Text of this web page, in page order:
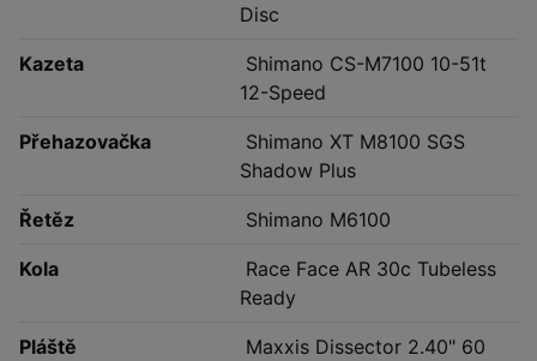
Disc
Kazeta
Shimano CS-M7100 10-51t
12-Speed
Přehazovačka
Shimano XT M8100 SGS
Shadow Plus
Řetěz Shimano M6100
Kola
Race Face AR 30c Tubeless
Ready
Pláště
Maxxis Dissector 2.40" 60